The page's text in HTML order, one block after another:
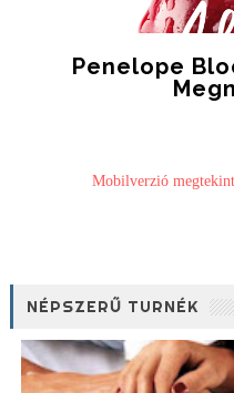
Penelope
Mobilverzió
NÉPSZERŰ TURNÉK